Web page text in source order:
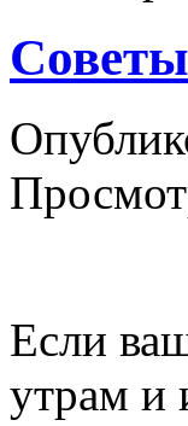
Если
утрам и